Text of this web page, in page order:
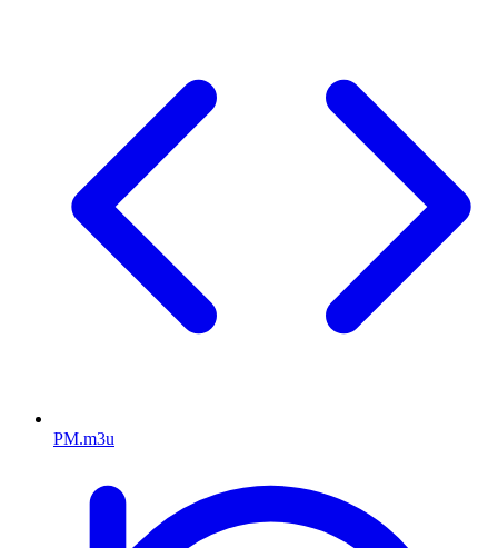
PM.m3u